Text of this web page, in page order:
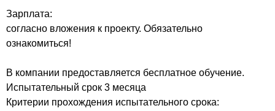
Зарплата:
согласно вложения к проекту. Обязательно
ознакомиться!
В компании предоставляется бесплатное обучение.
Испытательный срок 3 месяца
Критерии прохождения испытательного срока: